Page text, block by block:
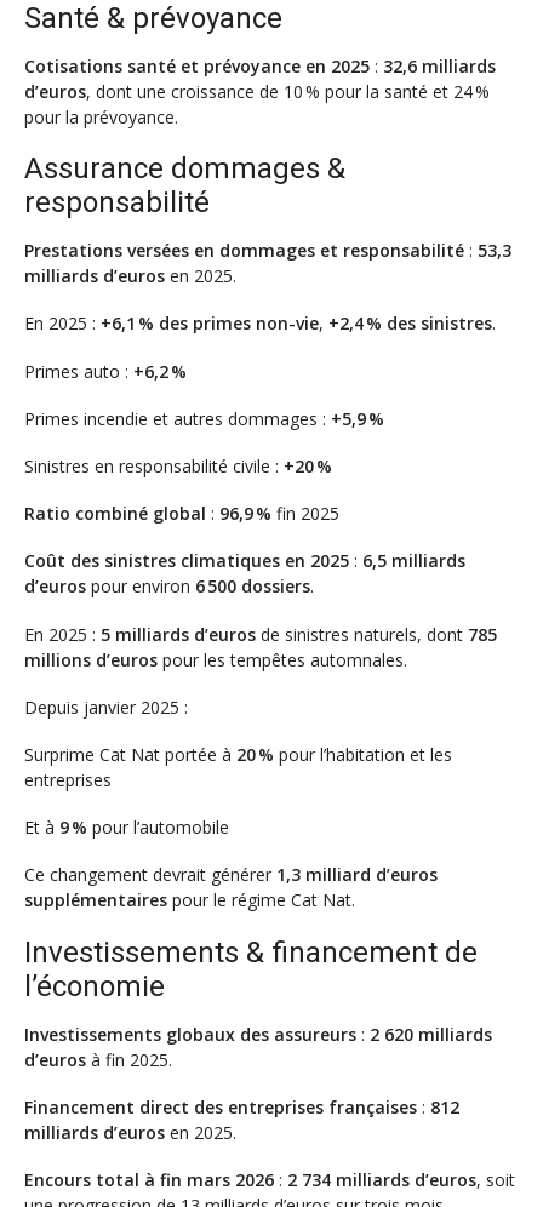
Santé & prévoyance
Cotisations santé et prévoyance en 2025 : 32,6 milliards
d’euros, dont une croissance de 10 % pour la santé et 24 %
pour la prévoyance.
Assurance dommages &
responsabilité
Prestations versées en dommages et responsabilité : 53,3
milliards d’euros en 2025.
En 2025 : +6,1 % des primes non-vie, +2,4 % des sinistres.
Primes auto : +6,2 %
Primes incendie et autres dommages : +5,9 %
Sinistres en responsabilité civile : +20 %
Ratio combiné global : 96,9 % fin 2025
Coût des sinistres climatiques en 2025 : 6,5 milliards
d’euros pour environ 6 500 dossiers.
En 2025 : 5 milliards d’euros de sinistres naturels, dont 785
millions d’euros pour les tempêtes automnales.
Depuis janvier 2025 :
Surprime Cat Nat portée à 20 % pour l’habitation et les
entreprises
Et à 9 % pour l’automobile
Ce changement devrait générer 1,3 milliard d’euros
supplémentaires pour le régime Cat Nat.
Investissements & financement de
l’économie
Investissements globaux des assureurs : 2 620 milliards
d’euros à fin 2025.
Financement direct des entreprises françaises : 812
milliards d’euros en 2025.
Encours total à fin mars 2026 : 2 734 milliards d’euros, soit